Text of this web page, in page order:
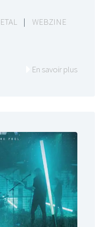
|
WEBZINE
En savoir plus